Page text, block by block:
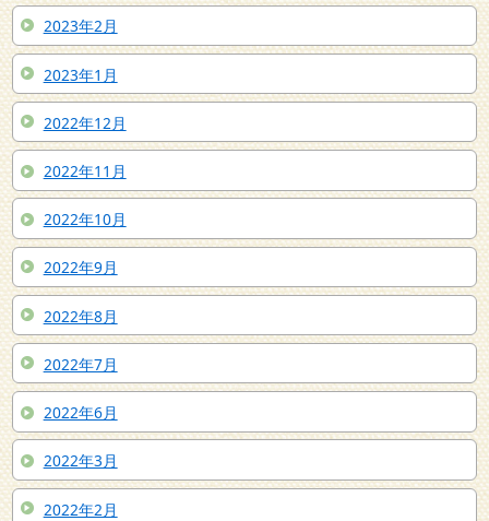
2023年2月
2023年1月
2022年12月
2022年11月
2022年10月
2022年9月
2022年8月
2022年7月
2022年6月
2022年3月
2022年2月